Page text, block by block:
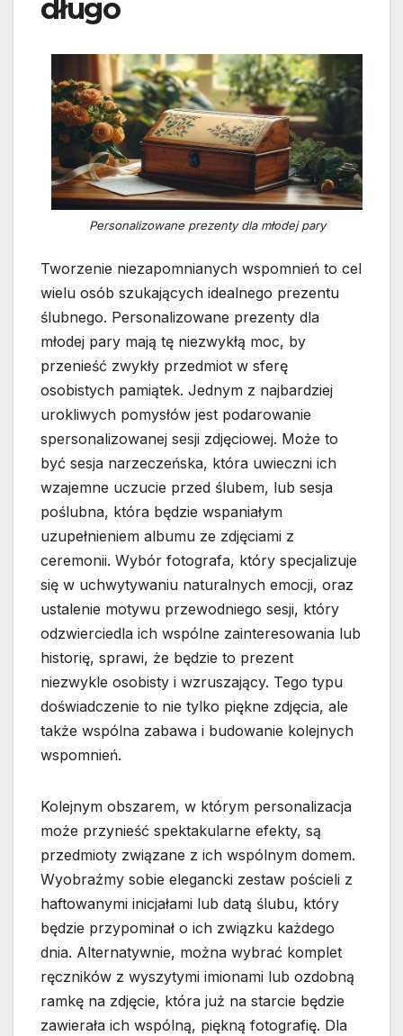
długo
Personalizowane prezenty dla młodej pary
Tworzenie niezapomnianych wspomnień to cel
wielu osób szukających idealnego prezentu
ślubnego. Personalizowane prezenty dla
młodej pary mają tę niezwykłą moc, by
przenieść zwykły przedmiot w sferę
osobistych pamiątek. Jednym z najbardziej
urokliwych pomysłów jest podarowanie
spersonalizowanej sesji zdjęciowej. Może to
być sesja narzeczeńska, która uwieczni ich
wzajemne uczucie przed ślubem, lub sesja
poślubna, która będzie wspaniałym
uzupełnieniem albumu ze zdjęciami z
ceremonii. Wybór fotografa, który specjalizuje
się w uchwytywaniu naturalnych emocji, oraz
ustalenie motywu przewodniego sesji, który
odzwierciedla ich wspólne zainteresowania lub
historię, sprawi, że będzie to prezent
niezwykle osobisty i wzruszający. Tego typu
doświadczenie to nie tylko piękne zdjęcia, ale
także wspólna zabawa i budowanie kolejnych
wspomnień.
Kolejnym obszarem, w którym personalizacja
może przynieść spektakularne efekty, są
przedmioty związane z ich wspólnym domem.
Wyobraźmy sobie elegancki zestaw pościeli z
haftowanymi inicjałami lub datą ślubu, który
będzie przypominał o ich związku każdego
dnia. Alternatywnie, można wybrać komplet
ręczników z wyszytymi imionami lub ozdobną
ramkę na zdjęcie, która już na starcie będzie
zawierała ich wspólną, piękną fotografię. Dla